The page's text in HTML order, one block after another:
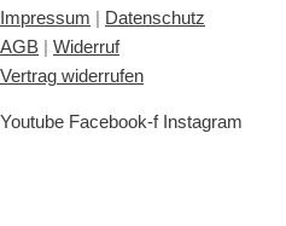
Impressum | Datenschutz
AGB | Widerruf
Vertrag widerrufen
Youtube Facebook-f Instagram